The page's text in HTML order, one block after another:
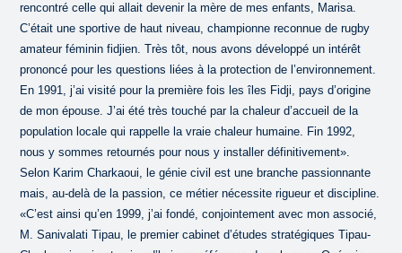
rencontré celle qui allait devenir la mère de mes enfants, Marisa.
C’était une sportive de haut niveau, championne reconnue de rugby
amateur féminin fidjien. Très tôt, nous avons développé un intérêt
prononcé pour les questions liées à la protection de l’environnement.
En 1991, j’ai visité pour la première fois les îles Fidji, pays d’origine
de mon épouse. J’ai été très touché par la chaleur d’accueil de la
population locale qui rappelle la vraie chaleur humaine. Fin 1992,
nous y sommes retournés pour nous y installer définitivement».
Selon Karim Charkaoui, le génie civil est une branche passionnante
mais, au-delà de la passion, ce métier nécessite rigueur et discipline.
«C’est ainsi qu’en 1999, j’ai fondé, conjointement avec mon associé,
M. Sanivalati Tipau, le premier cabinet d’études stratégiques Tipau-